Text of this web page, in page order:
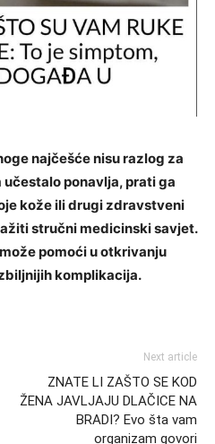
najčešće nisu razlog za
ponavlja, prati ga
kože ili drugi zdravstveni
stručni medicinski savjet.
pomoći u otkrivanju
komplikacija.
Next article
ZNATE LI ZAŠTO SE KOD
ŽENA JAVLJAJU DLAČICE NA
BRADI? Evo šta vam
organizam govori